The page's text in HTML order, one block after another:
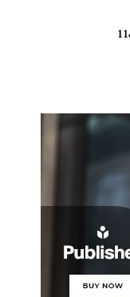
حوثی باغیوں کا سعودی عرب پر حملہ، ایک پاکستانی سمیت 11